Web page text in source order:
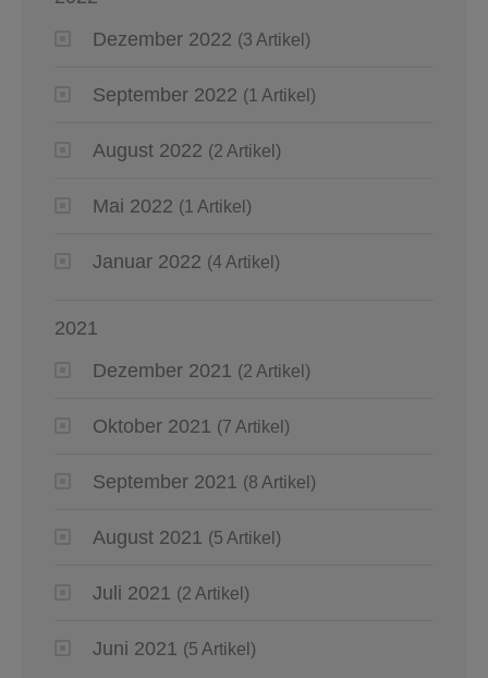
Dezember 2022 (3 Artikel)
September 2022 (1 Artikel)
August 2022 (2 Artikel)
Mai 2022 (1 Artikel)
Januar 2022 (4 Artikel)
2021
Dezember 2021 (2 Artikel)
Oktober 2021 (7 Artikel)
September 2021 (8 Artikel)
August 2021 (5 Artikel)
Juli 2021 (2 Artikel)
Juni 2021 (5 Artikel)